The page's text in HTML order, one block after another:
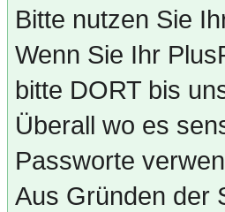
Bitte nutzen Sie
Wenn Sie Ihr
bitte DORT bis
Überall wo es
Passworte
Aus Gründen der